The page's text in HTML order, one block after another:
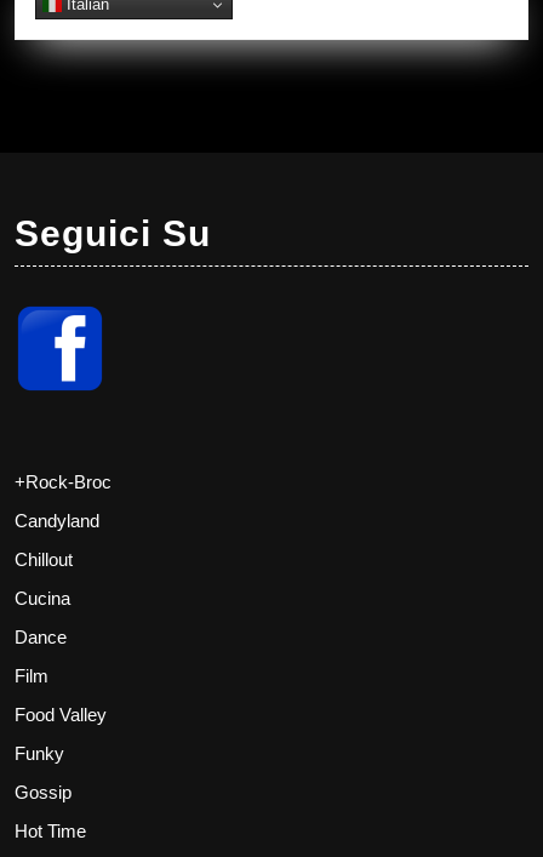
Seguici Su
+Rock-Broc
Candyland
Chillout
Cucina
Dance
Film
Food Valley
Funky
Gossip
Hot Time